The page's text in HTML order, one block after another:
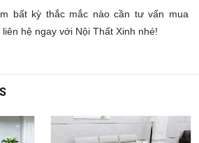
bất kỳ thắc mắc nào cần tư vấn mua
liên hệ ngay với Nội Thất Xinh nhé!